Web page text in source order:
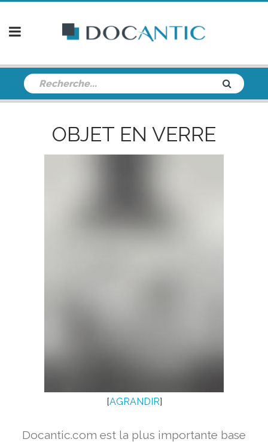
OBJET EN VERRE
[AGRANDIR]
Docantic.com est la plus importante base